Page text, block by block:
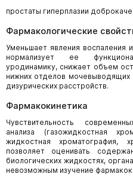
простаты гиперплазии
Фармакологические
Уменьшает явления воспаления
нормализует ее
уродинамику, снижает объем
нижних отделов
дизурических расстройств.
Фармакокинетика
Чувствительность
анализа (газожидкостная
жидкостная хроматография,
позволяет оценивать
биологических жидкостях,
невозможным изучение